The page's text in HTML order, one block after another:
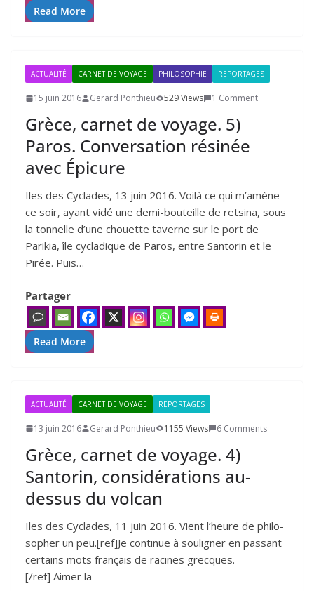
Read More
ACTUALITÉ CARNET DE VOYAGE PHILOSOPHIE REPORTAGES
15 juin 2016 Gerard Ponthieu 529 Views 1 Comment
Grèce, carnet de voyage. 5)
Paros. Conversation résinée
avec Épicure
Iles des Cyclades, 13 juin 2016. Voilà ce qui m’amène
ce soir, ayant vidé une demi-bouteille de retsina, sous
la tonnelle d’une chouette taverne sur le port de
Parikia, île cycladique de Paros, entre Santorin et le
Pirée. Puis…
Partager
Read More
ACTUALITÉ CARNET DE VOYAGE REPORTAGES
13 juin 2016 Gerard Ponthieu 1155 Views 6 Comments
Grèce, carnet de voyage. 4)
Santorin, considérations au-
dessus du volcan
Iles des Cyclades, 11 juin 2016. Vient l’heure de phi­lo­
so­pher un peu.[ref]Je conti­nue à sou­li­gner en pas­sant
cer­tains mots fran­çais de racines grecques.
[/ref] Aimer la